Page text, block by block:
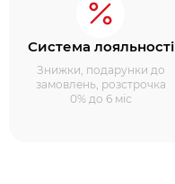
Система лояльності
Знижки, подарунки до
замовлень, розстрочка
0% до 6 міс